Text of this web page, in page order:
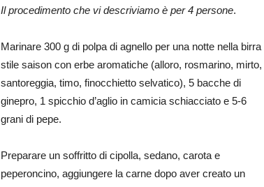
Il procedimento che vi descriviamo è per 4 persone.
Marinare 300 g di polpa di agnello per una notte nella birra
stile saison con erbe aromatiche (alloro, rosmarino, mirto,
santoreggia, timo, finocchietto selvatico), 5 bacche di
ginepro, 1 spicchio d’aglio in camicia schiacciato e 5-6
grani di pepe.
Preparare un soffritto di cipolla, sedano, carota e
peperoncino, aggiungere la carne dopo aver creato un